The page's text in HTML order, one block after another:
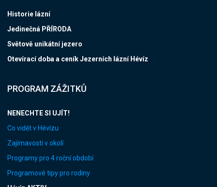
Historie lázní
Jedinečná PŘÍRODA
Světově unikátní jezero
Otevírací doba a ceník Jezerních lázní Hévíz
PROGRAM ZÁŽITKŮ
NENECHTE SI UJÍT!
Co vidět v Hévízu
Zajímavosti v okolí
Programy pro 4 roční období
Programové tipy pro rodiny